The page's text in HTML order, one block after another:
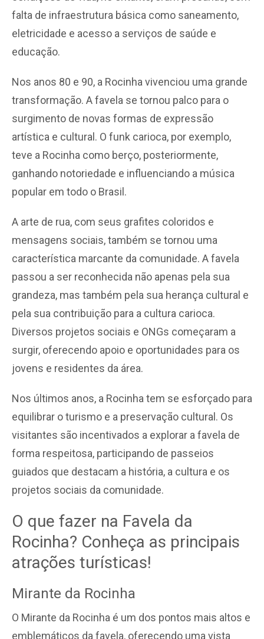
falta de infraestrutura básica como saneamento,
eletricidade e acesso a serviços de saúde e
educação.
Nos anos 80 e 90, a Rocinha vivenciou uma grande
transformação. A favela se tornou palco para o
surgimento de novas formas de expressão
artística e cultural. O funk carioca, por exemplo,
teve a Rocinha como berço, posteriormente,
ganhando notoriedade e influenciando a música
popular em todo o Brasil.
A arte de rua, com seus grafites coloridos e
mensagens sociais, também se tornou uma
característica marcante da comunidade. A favela
passou a ser reconhecida não apenas pela sua
grandeza, mas também pela sua herança cultural e
pela sua contribuição para a cultura carioca.
Diversos projetos sociais e ONGs começaram a
surgir, oferecendo apoio e oportunidades para os
jovens e residentes da área.
Nos últimos anos, a Rocinha tem se esforçado para
equilibrar o turismo e a preservação cultural. Os
visitantes são incentivados a explorar a favela de
forma respeitosa, participando de passeios
guiados que destacam a história, a cultura e os
projetos sociais da comunidade.
O que fazer na Favela da
Rocinha? Conheça as principais
atrações turísticas!
Mirante da Rocinha
O Mirante da Rocinha é um dos pontos mais altos e
emblemáticos da favela, oferecendo uma vista